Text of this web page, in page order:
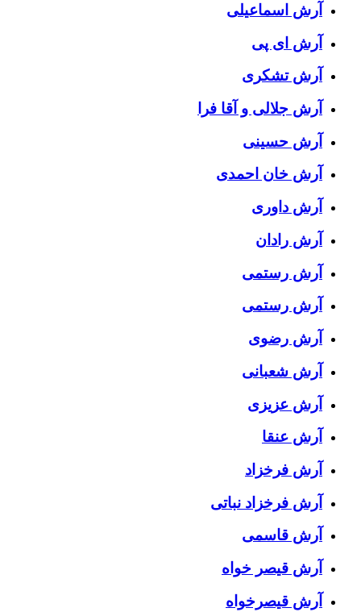
آرش اسماعیلی
آرش ای پی
آرش تشکری
آرش جلالی و آقا فرا
آرش حسینی
آرش خان احمدی
آرش داوری
آرش رادان
آرش رستمى
آرش رستمی
آرش رضوی
آرش شعبانی
آرش عزیزی
آرش عنقا
آرش فرخزاد
آرش فرخزاد نباتی
آرش قاسمی
آرش قیصر خواه
آرش قیصرخواه